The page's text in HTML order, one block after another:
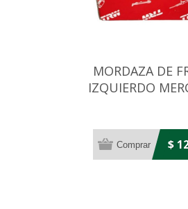
MORDAZA DE
IZQUIERDO
$